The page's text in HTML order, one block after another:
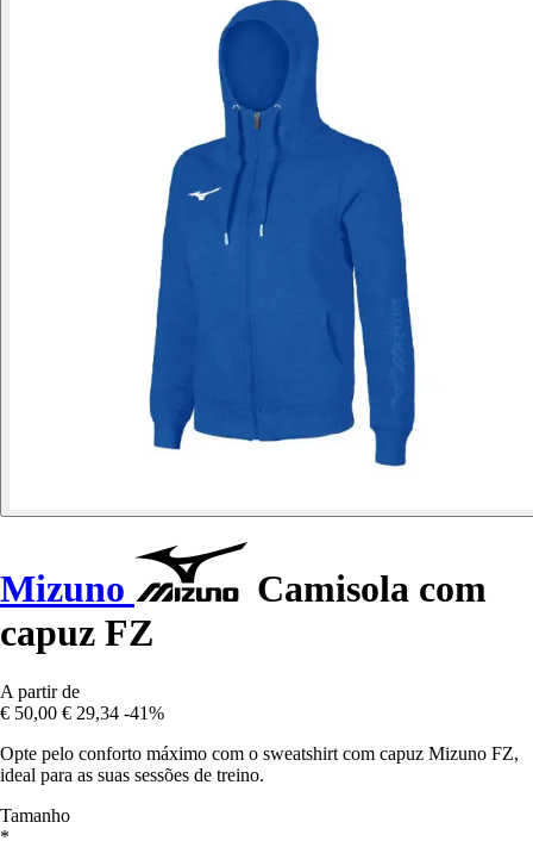
Mizuno
Camisola com
capuz FZ
A partir de
€ 50,00 € 29,34 -41%
Opte pelo conforto máximo com o sweatshirt com capuz Mizuno FZ,
ideal para as suas sessões de treino.
Tamanho
*